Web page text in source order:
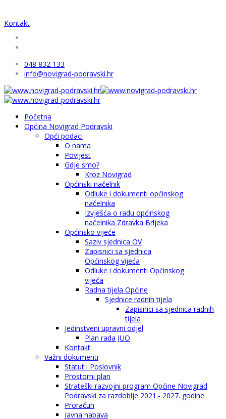
Kontakt
048 832 133
info@novigrad-podravski.hr
Početna
Općina Novigrad Podravski
Opći podaci
O nama
Povijest
Gdje smo?
Kroz Novigrad
Općinski načelnik
Odluke i dokumenti općinskog
načelnika
Izvješća o radu općinskog
načelnika Zdravka Brljeka
Općinsko vijeće
Saziv sjednica OV
Zapisnici sa sjednica
Općinskog vijeća
Odluke i dokumenti Općinskog
vijeća
Radna tijela Općine
Sjednice radnih tijela
Zapisnici sa sjednica radnih
tijela
Jedinstveni upravni odjel
Plan rada JUO
Kontakt
Važni dokumenti
Statut i Poslovnik
Prostorni plan
Strateški razvojni program Općine Novigrad
Podravski za razdoblje 2021.- 2027. godine
Proračun
Javna nabava